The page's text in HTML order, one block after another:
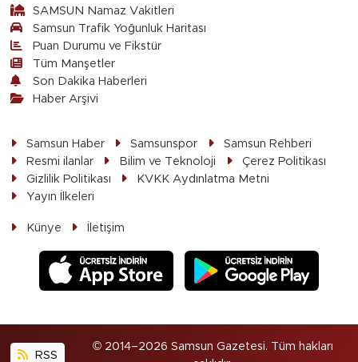
SAMSUN Namaz Vakitleri
Samsun Trafik Yoğunluk Haritası
Puan Durumu ve Fikstür
Tüm Manşetler
Son Dakika Haberleri
Haber Arşivi
Samsun Haber Samsunspor
Samsun Rehberi
Resmi ilanlar
Bilim ve Teknoloji
Çerez Politikası
Gizlilik Politikası
KVKK Aydınlatma Metni
Yayın İlkeleri
Künye İletişim
RSS
© 2014–2026 Samsun Gazetesi. Tüm hakları